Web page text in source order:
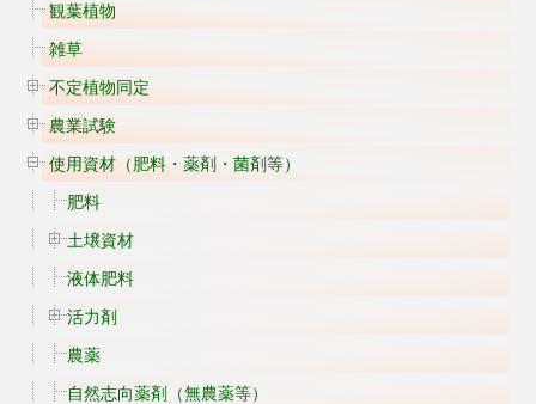
観葉植物
雑草
不定植物同定
農業試験
使用資材（肥料・薬剤・菌剤等）
肥料
土壌資材
液体肥料
活力剤
農薬
自然志向薬剤（無農薬等）